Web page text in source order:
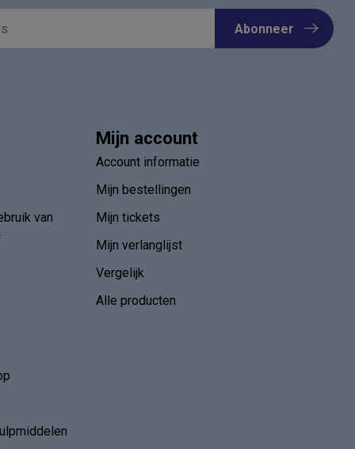
Abonneer
van
Mijn account
Account informatie
Mijn bestellingen
Mijn tickets
Mijn verlanglijst
Vergelijk
Alle producten